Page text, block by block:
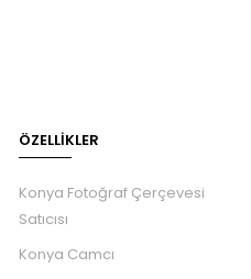
ÖZELLIKLER
Konya Fotoğraf Çerçevesi
Satıcısı
Konya Camcı